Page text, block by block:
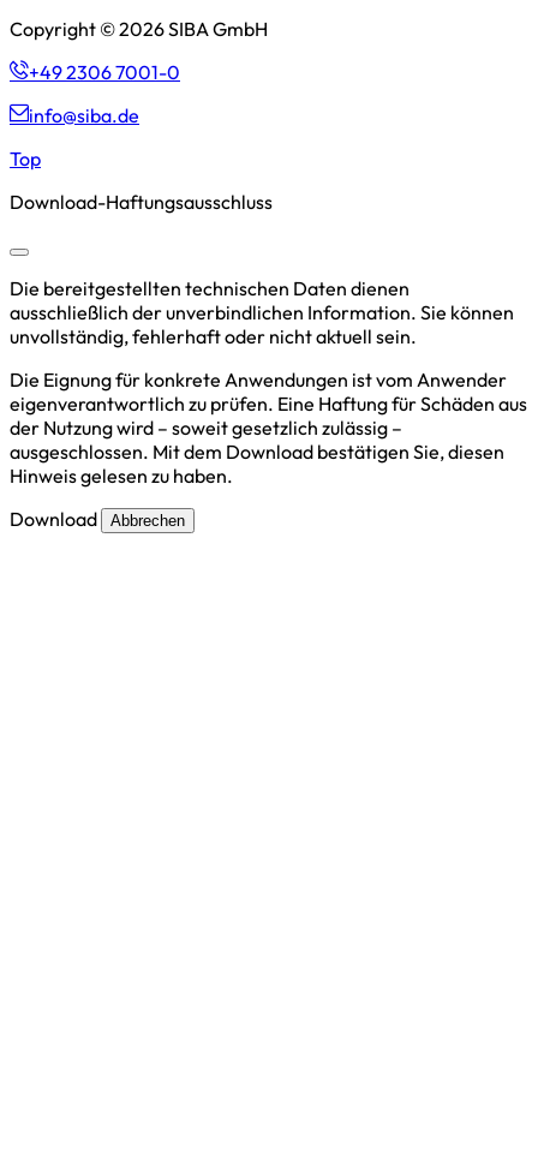
Copyright © 2026 SIBA GmbH
+49 2306 7001-0
info@siba.de
Top
Download-Haftungsausschluss
Die bereitgestellten technischen Daten dienen
ausschließlich der unverbindlichen Information. Sie können
unvollständig, fehlerhaft oder nicht aktuell sein.
Die Eignung für konkrete Anwendungen ist vom Anwender
eigenverantwortlich zu prüfen. Eine Haftung für Schäden aus
der Nutzung wird – soweit gesetzlich zulässig –
ausgeschlossen. Mit dem Download bestätigen Sie, diesen
Hinweis gelesen zu haben.
Download
Abbrechen